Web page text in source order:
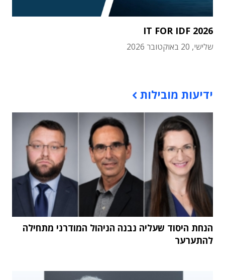
IT FOR IDF 2026
שלישי, 20 באוקטובר 2026
ידיעות מובילות
הנחת היסוד שעליה נבנה הניהול המודרני מתחילה
להתערער